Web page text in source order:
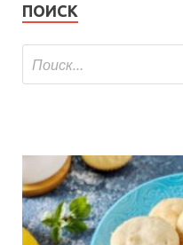
ПОИСК